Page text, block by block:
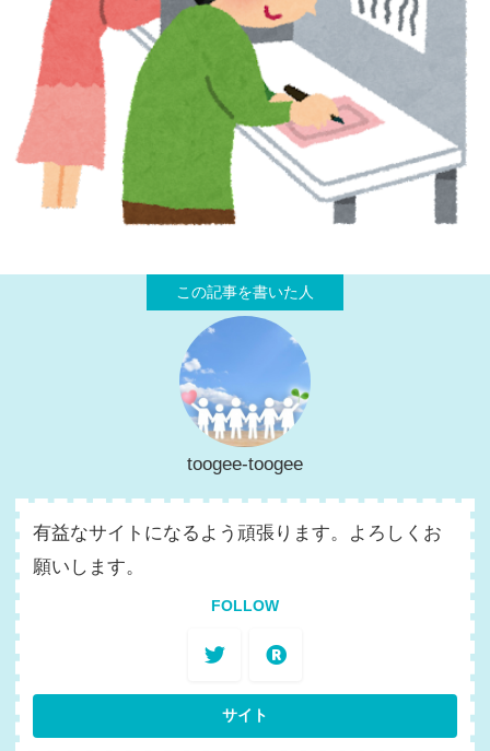
toogee-toogee
有益なサイトになるよう頑張ります。よろしくお
願いします。
FOLLOW